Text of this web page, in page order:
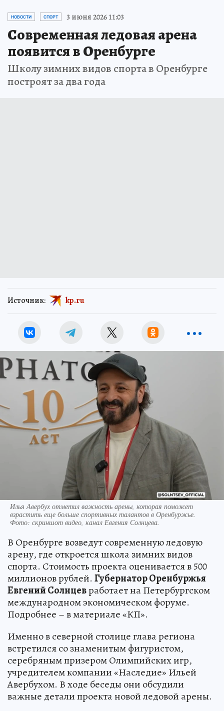
НОВОСТИ СПОРТ 3 июня 2026 11:03
Современная ледовая арена
появится в Оренбурге
Школу зимних видов спорта в Оренбурге
построят за два года
Источник: kp.ru
Илья Авербух отметил важность арены, которая поможет
взрастить еще больше спортивных талантов в Оренбуржье.
Фото: скриншот видео, канал Евгения Солнцева.
В Оренбурге возведут современную ледовую
арену, где откроется школа зимних видов
спорта. Стоимость проекта оценивается в 500
миллионов рублей. Губернатор Оренбуржья
Евгений Солнцевработает на Петербургском
международном экономическом форуме.
Подробнее – в материале «КП».
Именно в северной столице глава региона
встретился со знаменитым фигуристом,
серебряным призером Олимпийских игр,
учредителем компании «Наследие» Ильей
Авербухом. В ходе беседы они обсудили
важные детали проекта новой ледовой арены.